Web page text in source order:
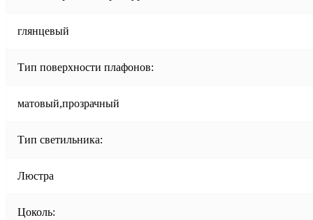
глянцевый
Тип поверхности плафонов:
матовый,прозрачный
Тип светильника:
Люстра
Цоколь: